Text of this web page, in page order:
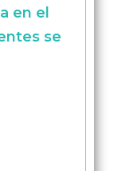
en el
se